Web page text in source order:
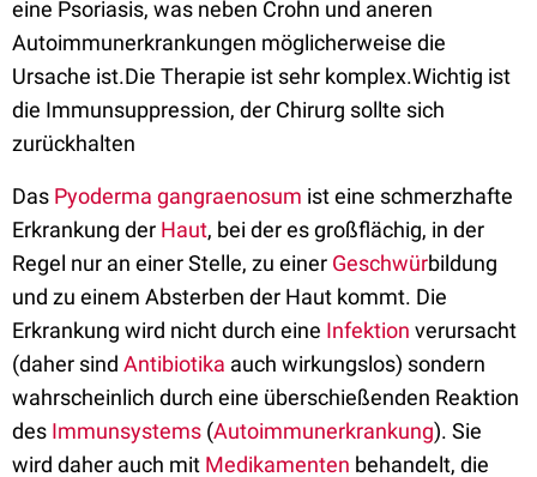
eine Psoriasis, was neben Crohn und aneren
Autoimmunerkrankungen möglicherweise die
Ursache ist.Die Therapie ist sehr komplex.Wichtig ist
die Immunsuppression, der Chirurg sollte sich
zurückhalten
Das Pyoderma gangraenosum ist eine schmerzhafte
Erkrankung der Haut, bei der es großflächig, in der
Regel nur an einer Stelle, zu einer Geschwürbildung
und zu einem Absterben der Haut kommt. Die
Erkrankung wird nicht durch eine Infektion verursacht
(daher sind Antibiotika auch wirkungslos) sondern
wahrscheinlich durch eine überschießenden Reaktion
des Immunsystems (Autoimmunerkrankung). Sie
wird daher auch mit Medikamenten behandelt, die